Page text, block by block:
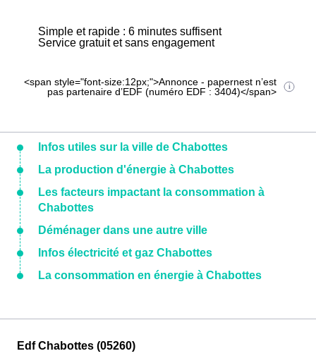
Simple et rapide : 6 minutes suffisent
Service gratuit et sans engagement
<span style="font-size:12px;">Annonce - papernest n’est
pas partenaire d’EDF (numéro EDF : 3404)</span>
Infos utiles sur la ville de Chabottes
La production d'énergie à Chabottes
Les facteurs impactant la consommation à
Chabottes
Déménager dans une autre ville
Infos électricité et gaz Chabottes
La consommation en énergie à Chabottes
Edf Chabottes (05260)